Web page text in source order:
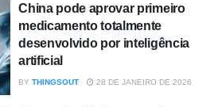
China pode aprovar primeiro
medicamento totalmente
desenvolvido por inteligência
artificial
BY THINGSOUT 28 DE JANEIRO DE 2026